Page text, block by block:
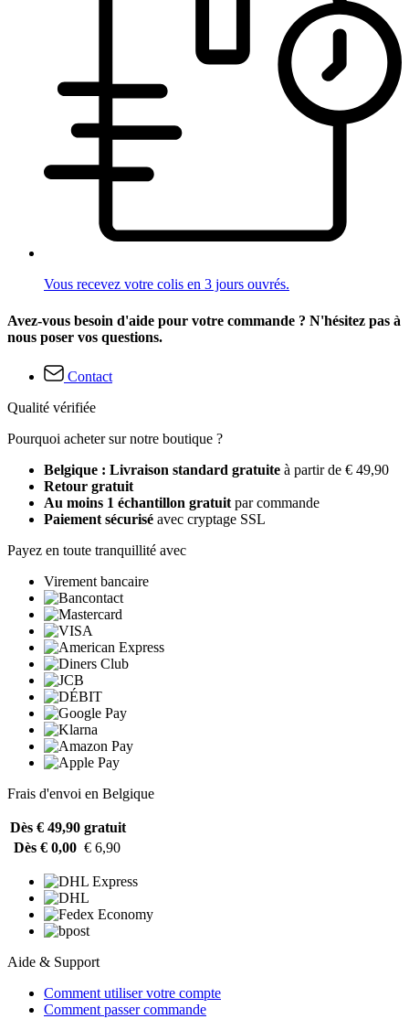
Vous recevez votre colis en 3 jours ouvrés.
Avez-vous besoin d'aide pour votre commande ? N'hésitez pas à
nous poser vos questions.
Contact
Qualité vérifiée
Pourquoi acheter sur notre boutique ?
Belgique : Livraison standard gratuite à partir de € 49,90
Retour gratuit
Au moins 1 échantillon gratuit par commande
Paiement sécurisé avec cryptage SSL
Payez en toute tranquillité avec
Virement bancaire
Frais d'envoi en Belgique
Dès € 49,90 gratuit
Dès € 0,00 € 6,90
Aide & Support
Comment utiliser votre compte
Comment passer commande